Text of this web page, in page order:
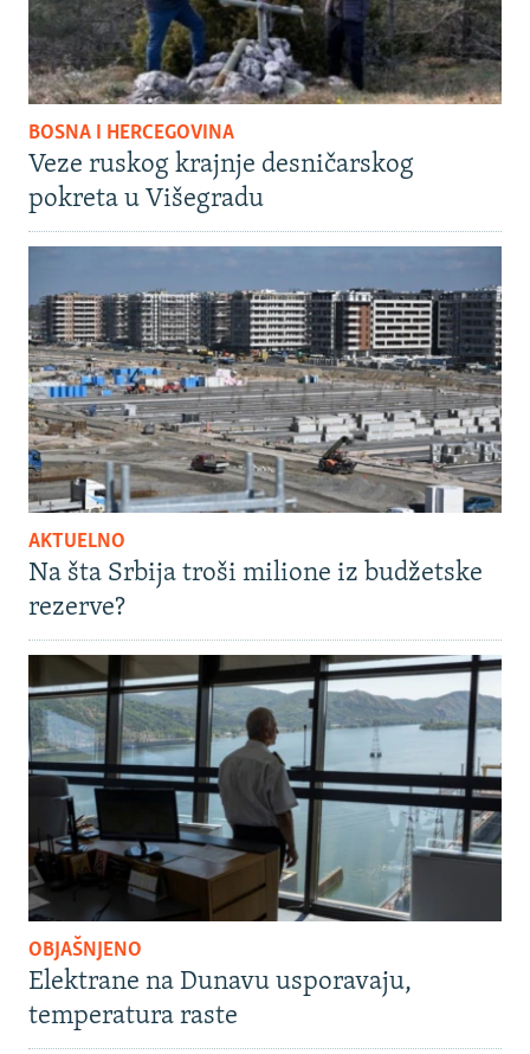
BOSNA I HERCEGOVINA
Veze ruskog krajnje desničarskog
pokreta u Višegradu
AKTUELNO
Na šta Srbija troši milione iz budžetske
rezerve?
OBJAŠNJENO
Elektrane na Dunavu usporavaju,
temperatura raste